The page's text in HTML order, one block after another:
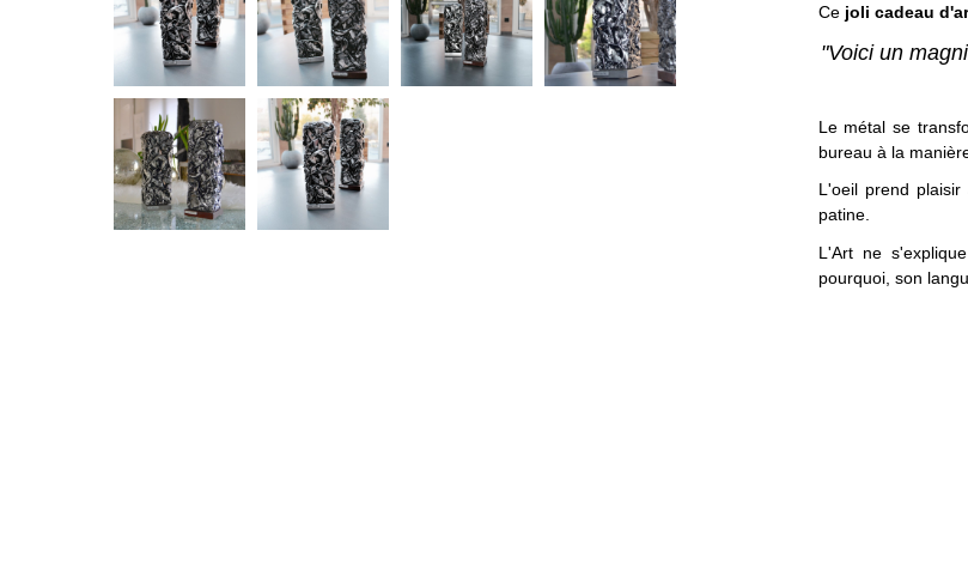
Cejoli cadeau
"Voici un
Le métal se
bureau à la
L'oeil prend
patine.
L'Art ne
pourquoi, son